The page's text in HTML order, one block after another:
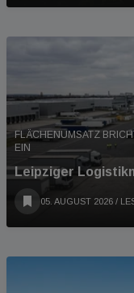
FLÄCHENUMSATZ
EIN
Leipziger
05. AUGUST 2026 /